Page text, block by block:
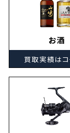
お酒
買取実績はコ